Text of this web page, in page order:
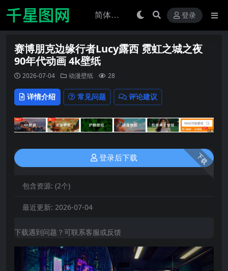
登录
赛博朋克边缘行者Lucy露西 霓虹之城之夜
90年代动画 4k壁纸
2026-07-04 动漫壁纸 28
详情介绍 常见问题 评论建议
下载
登录后下载
包含资源: (2个)
最近更新: 2026-07-04
下载遇到问题？可联系客服或反馈